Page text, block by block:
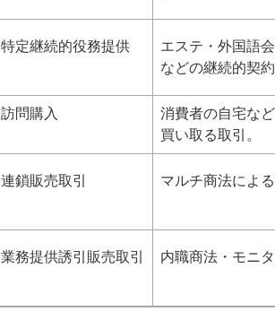
特定継続的役務提供
エステ・外国語
などの継続的契
訪問購入
消費者の自宅な
買い取る取引。
連鎖販売取引 マルチ商法によ
業務提供誘引販売取引 内職商法・モニ